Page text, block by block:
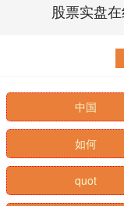
股票实盘
中国
如何
quot